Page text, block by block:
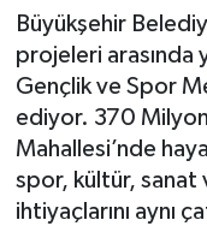
Büyükşehir
projeleri arasında
Gençlik ve Spor
ediyor. 370
Mahallesi’nde
spor, kültür, sanat
ihtiyaçlarını aynı
Tüm Manşetler
Son Dakika
Haber Arşivi